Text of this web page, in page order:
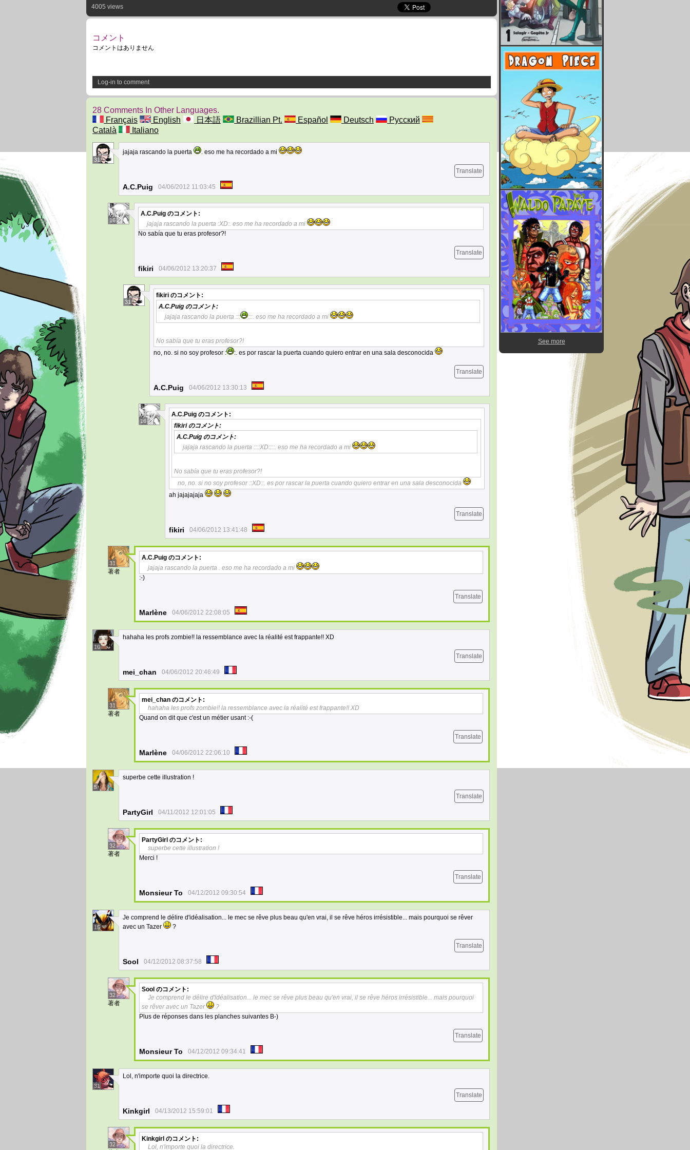
4005 views
コメント
コメントはありません
Log-in to comment
28 Comments In Other Languages.
Français
English 日本語 Brazillian Pt. Español Deutsch
Русский
Català
Italiano
31
jajaja rascando la puerta . eso me ha recordado a mi
Translate
A.C.Puig 04/06/2012 11:03:45
16
A.C.Puig のコメント:
jajaja rascando la puerta :XD:. eso me ha recordado a mi
No sabía que tu eras profesor?!
Translate
fikiri 04/06/2012 13:20:37
31
fikiri のコメント:
A.C.Puig のコメント:
jajaja rascando la puerta :::
:::. eso me ha recordado a mi
No sabía que tu eras profesor?!
no, no. si no soy profesor :
:. es por rascar la puerta cuando quiero entrar en una sala desconocida
Translate
A.C.Puig 04/06/2012 13:30:13
16
A.C.Puig のコメント:
fikiriのコメント:
A.C.Puig のコメント:
jajaja rascando la puerta ::::XD::::. eso me ha recordado a mi
No sabía que tu eras profesor?!
no, no. si no soy profesor ::XD::. es por rascar la puerta cuando quiero entrar en una sala desconocida
ah jajajajaja
Translate
fikiri 04/06/2012 13:41:48
31
著者
A.C.Puig のコメント:
jajaja rascando la puerta . eso me ha recordado a mi
:-)
Translate
Marlène 04/06/2012 22:08:05
10
hahaha les profs zombie!! la ressemblance avec la réalité est frappante!! XD
Translate
mei_chan 04/06/2012 20:46:49
31
著者
mei_chan のコメント:
hahaha les profs zombie!! la ressemblance avec la réalité est frappante!! XD
Quand on dit que c'est un métier usant :-(
Translate
Marlène 04/06/2012 22:06:10
5
superbe cette illustration !
Translate
PartyGirl 04/11/2012 12:01:05
32
著者
PartyGirl のコメント:
superbe cette illustration !
Merci !
Translate
Monsieur To 04/12/2012 09:30:54
15
Je comprend le délire d'idéalisation... le mec se rêve plus beau qu'en vrai, il se rêve héros irrésistible... mais pourquoi se rêver
avec un Tazer
?
Translate
Sool 04/12/2012 08:37:58
32
著者
Sool のコメント:
Je comprend le délire d'idéalisation... le mec se rêve plus beau qu'en vrai, il se rêve héros irrésistible... mais pourquoi
se rêver avec un Tazer
?
Plus de réponses dans les planches suivantes B-)
Translate
Monsieur To 04/12/2012 09:34:41
31
Lol, n'importe quoi la directrice.
Translate
Kinkgirl 04/13/2012 15:59:01
32
Kinkgirl のコメント:
Lol, n'importe quoi la directrice.
See more